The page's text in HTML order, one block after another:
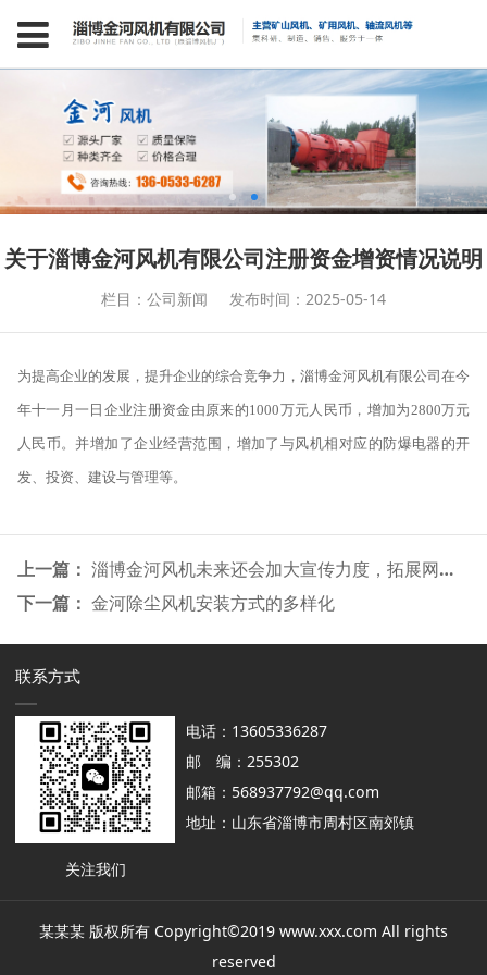
关于淄博金河风机有限公司注册资金增资情况说明
栏目：公司新闻 发布时间：2025-05-14
为提高企业的发展，提升企业的综合竞争力，淄博金河风机有限公司在今
年十一月一日企业注册资金由原来的1000万元人民币，增加为2800万元
人民币。并增加了企业经营范围，增加了与风机相对应的防爆电器的开
发、投资、建设与管理等。
上一篇： 淄博金河风机未来还会加大宣传力度，拓展网络销售
下一篇： 金河除尘风机安装方式的多样化
联系方式
关注我们
电话：13605336287
邮 编：255302
邮箱：568937792@qq.com
地址：山东省淄博市周村区南郊镇
某某某 版权所有 Copyright©2019 www.xxx.com All rights
reserved